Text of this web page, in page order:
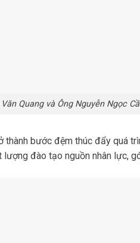
Quang và Ông Nguyễn Ngọc
thành bước đệm thúc đẩy quá
đào tạo nguồn nhân lực,